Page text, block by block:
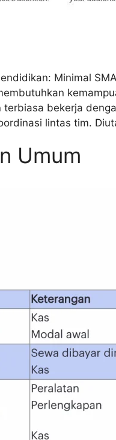
Minimal
terbiasa bekerja
lintas tim.
Umum